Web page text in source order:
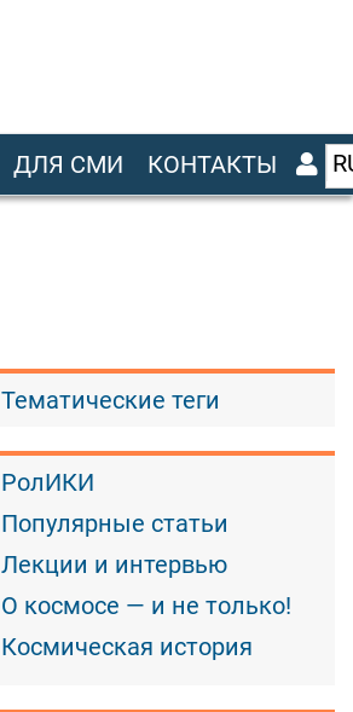
ДЛЯ СМИ КОНТАКТЫ
Тематические теги
РолИКИ
Популярные статьи
Лекции и интервью
О космосе — и не только!
Космическая история